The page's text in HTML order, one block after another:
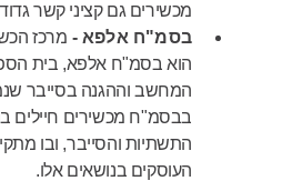
מכשירים גם קציני קשר
בסמ"ח אלפא - מרכז
הוא בסמ"ח אלפא, בית
המחשב וההגנה בסייבר
בבסמ"ח מכשירים חיילים
התשתיות והסייבר, ובו
העוסקים בנושאים אלו.